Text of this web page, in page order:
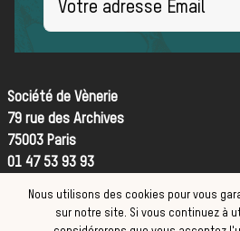
La
dans
Société de Vènerie
79 rue des Archives
75003 Paris
01 47 53 93 93
Contact
Nous utilisons des cookies pour vous
sur notre site. Si vous continuez à